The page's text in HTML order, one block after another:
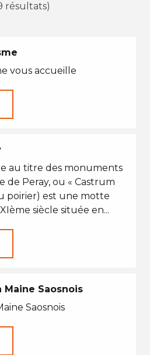
résultats)
vous accueille
au titre des monuments
de Peray, ou « Castrum
poirier) est une motte
siècle située en...
Maine Saosnois
Saosnois